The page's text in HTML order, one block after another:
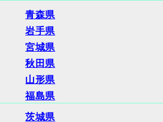
青森県
岩手県
宮城県
秋田県
山形県
福島県
茨城県